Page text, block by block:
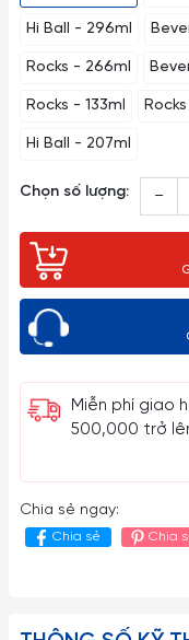
Hi Ball - 296ml
Rocks - 266ml
Rocks - 133ml
Hi Ball - 207ml
Chọn số lượng: –
Miễn phí giao
500,000 trở
Chia sẻ ngay:
Chia sẻ Chia